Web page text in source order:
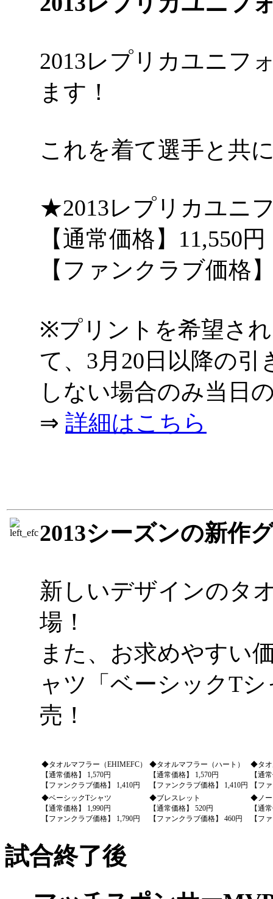
2013レプリカユニフ
ます！
これを着て選手と共
★2013レプリカユニ
【通常価格】11,550円
【ファンクラブ価格
※プリントを希望さ
て、3月20日以降の
しない場合のみ当日
⇒ 詳細はこちら
2013シーズンの新作
新しいデザインのタ
場！
また、お求めやすい
ャツ「ベーシックT
売！
◆タオルマフラー（EHIMEFC）
【通常価格】 1,570円
【ファンクラブ価格】 1,410円
◆タオルマフラー（ハート）
【通常価格】 1,570円
【ファンクラブ価格】 1,410円
◆タオ
【通
【フ
◆ベーシックTシャツ
【通常価格】 1,990円
【ファンクラブ価格】 1,790円
◆ブレスレット
【通常価格】 520円
【ファンクラブ価格】 460円
◆ノー
【通
【フ
試合終了後